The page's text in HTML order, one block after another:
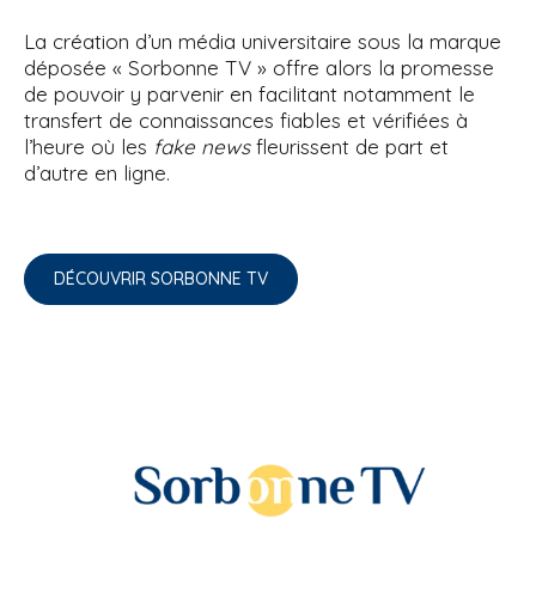
La création d’un média universitaire sous la marque
déposée « Sorbonne TV » offre alors la promesse
de pouvoir y parvenir en facilitant notamment le
transfert de connaissances fiables et vérifiées à
l’heure où les fake newsfleurissent de part et
d’autre en ligne.
DÉCOUVRIR SORBONNE TV